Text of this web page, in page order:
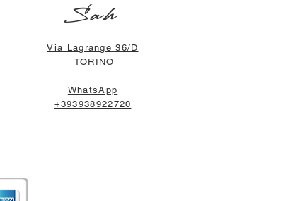
Sah
Via Lagrange 36/D
TORINO
WhatsApp
+393938922720